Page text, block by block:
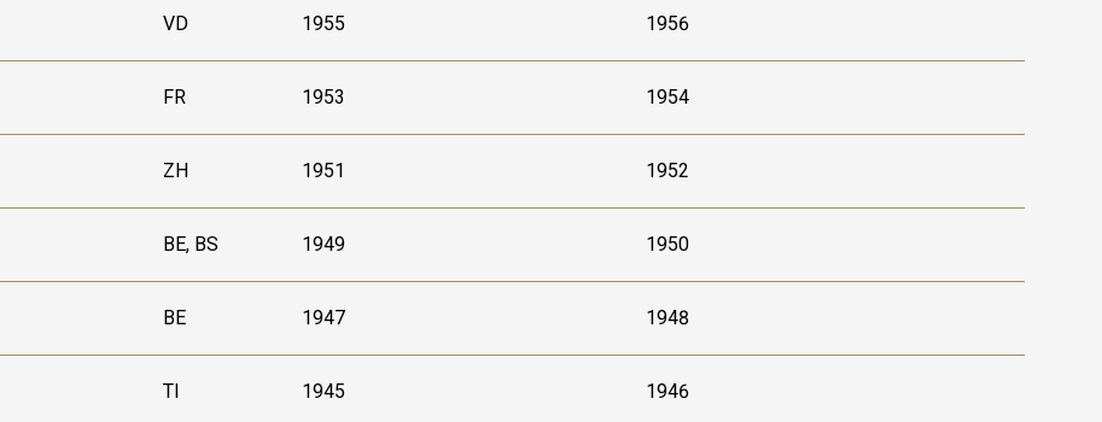
VD 1955 1956
FR 1953 1954
ZH 1951 1952
BE, BS 1949 1950
BE 1947 1948
TI 1945 1946